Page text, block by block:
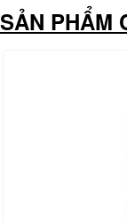
SẢN PHẨM